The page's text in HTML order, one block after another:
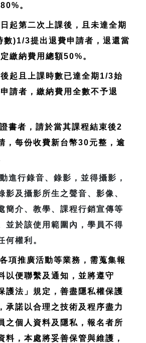
。
起第二次上課後，且未達全期
數)1/3提出退費申請者，退還當
繳納費用總額50%。
起且上課時數已達全期1/3始
請者，繳納費用全數不予退
書者，請於當其課程結束後2
，每份收費新台幣30元整，逾
進行錄音、錄影，並得攝影，
影及攝影所生之聲音、影像、
簡介、教學、課程行銷宣傳等
並於該使用範圍內，學員不得
何權利。
項推廣活動等業務，需蒐集報
以便聯繫及通知，並將遵守
護法」規定，善盡隱私權保護
承諾以合理之技術及程序盡力
之個人資料及隱私，報名者所
料，本處將妥善保管與維護，